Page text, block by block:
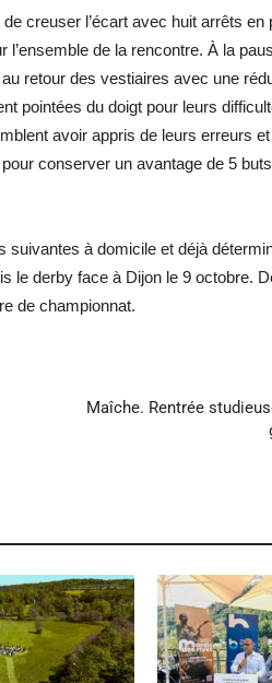
creuser l’écart avec huit arrêts en
de la rencontre. À la
retour des vestiaires avec une
pointées du doigt pour leurs
avoir appris de leurs erreurs
conserver un avantage de 5
suivantes à domicile et déjà
le derby face à Dijon le 9 octobre.
de championnat.
Maîche. Rentrée